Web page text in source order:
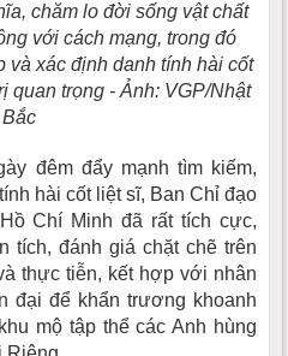
chăm lo đời sống vật chất
với cách mạng, trong đó
và xác định danh tính hài cốt
quan trọng - Ảnh: VGP/Nhật
Bắc
đêm đẩy mạnh tìm kiếm,
hài cốt liệt sĩ, Ban Chỉ đạo
Chí Minh đã rất tích cực,
tích, đánh giá chặt chẽ trên
thực tiễn, kết hợp với nhân
đại để khẩn trương khoanh
mộ tập thể các Anh hùng